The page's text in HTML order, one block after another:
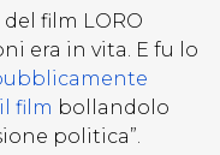
film LORO
era in vita. E fu lo
film bollandolo
politica”.